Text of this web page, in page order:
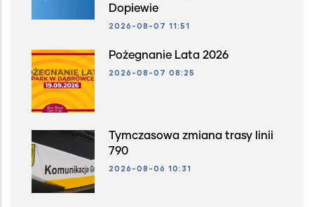
Dopiewie
2026-08-07 11:51
Pożegnanie Lata 2026
2026-08-07 08:25
Tymczasowa zmiana trasy linii
790
2026-08-06 10:31